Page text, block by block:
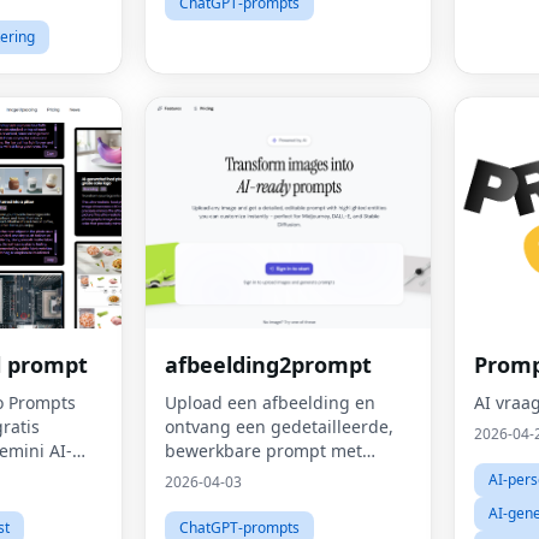
prompt
Prompts
AI-
afbeelding2prompt
Upload een afbeelding en
ontvang een gedetailleerde,
bewerkbare prompt met
gemarkeerde entiteiten die u
perfect voor Midjourney,
2026-04-03
ChatGPT-prompts
AI
2026-04-
AI-
AI-